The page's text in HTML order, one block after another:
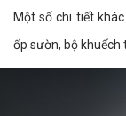
Một số chi tiết
ốp sườn, bộ khuếch